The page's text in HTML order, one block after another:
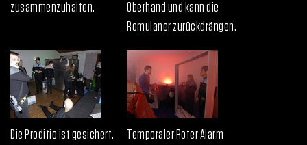
zusammenzuhalten.
Oberhand und kann die
Romulaner zurückdrängen.
Die Proditio ist gesichert.
Temporaler Roter Alarm